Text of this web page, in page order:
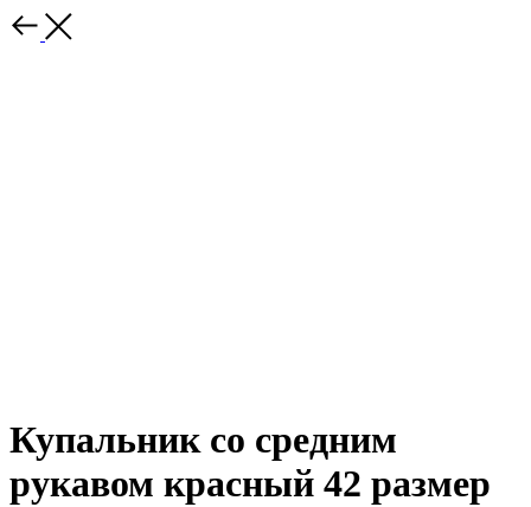
Купальник со средним
рукавом красный 42 размер